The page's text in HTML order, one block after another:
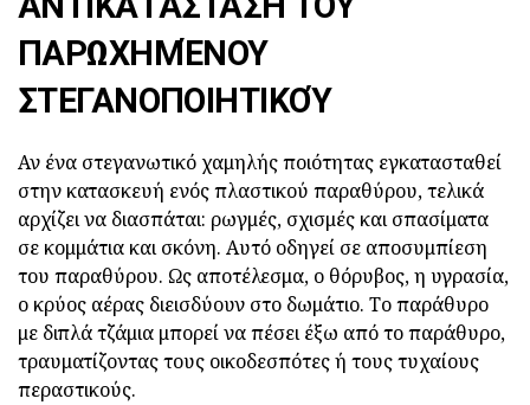
ΠΑΡΩΧΗΜΈΝΟΥ
ΣΤΕΓΑΝΟΠΟΙΗΤΙΚΟΎ
Αν ένα στεγανωτικό χαμηλής ποιότητας εγκατασταθεί
στην κατασκευή ενός πλαστικού παραθύρου, τελικά
αρχίζει να διασπάται: ρωγμές, σχισμές και σπασίματα
σε κομμάτια και σκόνη. Αυτό οδηγεί σε αποσυμπίεση
του παραθύρου. Ως αποτέλεσμα, ο θόρυβος, η υγρασία,
ο κρύος αέρας διεισδύουν στο δωμάτιο. Το παράθυρο
με διπλά τζάμια μπορεί να πέσει έξω από το παράθυρο,
τραυματίζοντας τους οικοδεσπότες ή τους τυχαίους
περαστικούς.